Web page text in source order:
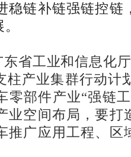
稳链补链强链控链
省工业和信息化
柱产业集群行动计
零部件产业“强链
业空间布局，要打
推广应用工程、区